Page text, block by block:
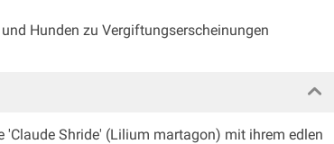
Hunden zu Vergiftungserscheinungen
Shride' (Lilium martagon) mit ihrem edlen